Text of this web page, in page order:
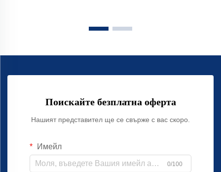
Поискайте безплатна оферта
Нашият представител ще се свърже с вас скоро.
Имейл
0/100